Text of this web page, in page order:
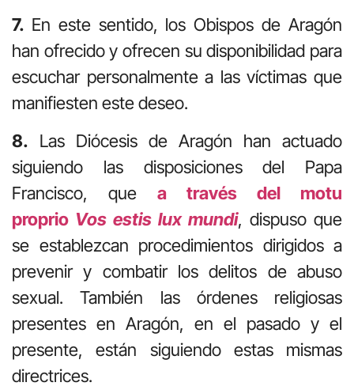
7. En este sentido, los Obispos de Aragón
han ofrecido y ofrecen su disponibilidad para
escuchar personalmente a las víctimas que
manifiesten este deseo.
8. Las Diócesis de Aragón han actuado
siguiendo las disposiciones del Papa
Francisco, que a través del motu
proprio Vos estis lux mundi, dispuso que
se establezcan procedimientos dirigidos a
prevenir y combatir los delitos de abuso
sexual. También las órdenes religiosas
presentes en Aragón, en el pasado y el
presente, están siguiendo estas mismas
directrices.